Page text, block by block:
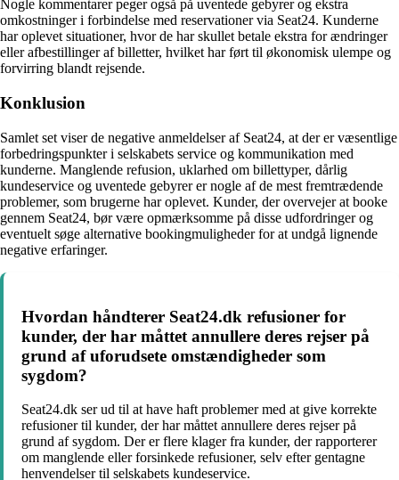
Nogle kommentarer peger også på uventede gebyrer og ekstra
omkostninger i forbindelse med reservationer via Seat24. Kunderne
har oplevet situationer, hvor de har skullet betale ekstra for ændringer
eller afbestillinger af billetter, hvilket har ført til økonomisk ulempe og
forvirring blandt rejsende.
Konklusion
Samlet set viser de negative anmeldelser af Seat24, at der er væsentlige
forbedringspunkter i selskabets service og kommunikation med
kunderne. Manglende refusion, uklarhed om billettyper, dårlig
kundeservice og uventede gebyrer er nogle af de mest fremtrædende
problemer, som brugerne har oplevet. Kunder, der overvejer at booke
gennem Seat24, bør være opmærksomme på disse udfordringer og
eventuelt søge alternative bookingmuligheder for at undgå lignende
negative erfaringer.
Hvordan håndterer Seat24.dk refusioner for
kunder, der har måttet annullere deres rejser på
grund af uforudsete omstændigheder som
sygdom?
Seat24.dk ser ud til at have haft problemer med at give korrekte
refusioner til kunder, der har måttet annullere deres rejser på
grund af sygdom. Der er flere klager fra kunder, der rapporterer
om manglende eller forsinkede refusioner, selv efter gentagne
henvendelser til selskabets kundeservice.